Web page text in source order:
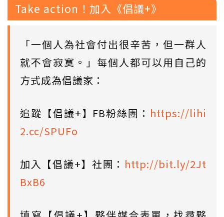
Take action！加入《倡議+》
「一個人為社會付出很辛苦，但一群人
就不會寂寞。」每個人都可以用自己的
方式成為倡議家：
追蹤【倡議+】FB粉絲團： https://lihi
2.cc/SPUFo
加入【倡議+】社團： http://bit.ly/2Jt
BxB6